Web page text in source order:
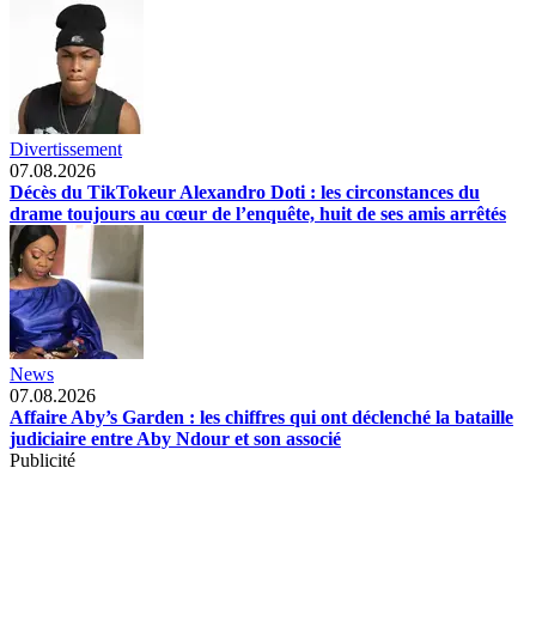
Divertissement
07.08.2026
Décès du TikTokeur Alexandro Doti : les circonstances du
drame toujours au cœur de l’enquête, huit de ses amis arrêtés
News
07.08.2026
Affaire Aby’s Garden : les chiffres qui ont déclenché la bataille
judiciaire entre Aby Ndour et son associé
Publicité